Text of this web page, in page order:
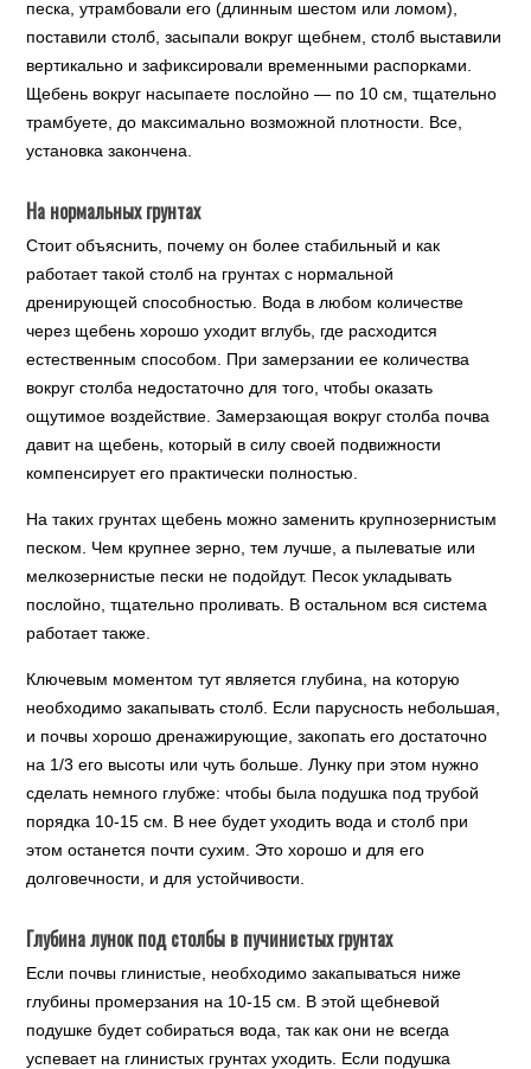
песка, утрамбовали его (длинным шестом или ломом),
поставили столб, засыпали вокруг щебнем, столб выставили
вертикально и зафиксировали временными распорками.
Щебень вокруг насыпаете послойно — по 10 см, тщательно
трамбуете, до максимально возможной плотности. Все,
установка закончена.
На нормальных грунтах
Стоит объяснить, почему он более стабильный и как
работает такой столб на грунтах с нормальной
дренирующей способностью. Вода в любом количестве
через щебень хорошо уходит вглубь, где расходится
естественным способом. При замерзании ее количества
вокруг столба недостаточно для того, чтобы оказать
ощутимое воздействие. Замерзающая вокруг столба почва
давит на щебень, который в силу своей подвижности
компенсирует его практически полностью.
На таких грунтах щебень можно заменить крупнозернистым
песком. Чем крупнее зерно, тем лучше, а пылеватые или
мелкозернистые пески не подойдут. Песок укладывать
послойно, тщательно проливать. В остальном вся система
работает также.
Ключевым моментом тут является глубина, на которую
необходимо закапывать столб. Если парусность небольшая,
и почвы хорошо дренажирующие, закопать его достаточно
на 1/3 его высоты или чуть больше. Лунку при этом нужно
сделать немного глубже: чтобы была подушка под трубой
порядка 10-15 см. В нее будет уходить вода и столб при
этом останется почти сухим. Это хорошо и для его
долговечности, и для устойчивости.
Глубина лунок под столбы в пучинистых грунтах
Если почвы глинистые, необходимо закапываться ниже
глубины промерзания на 10-15 см. В этой щебневой
подушке будет собираться вода, так как они не всегда
успевает на глинистых грунтах уходить. Если подушка